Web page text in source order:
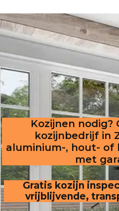
Kozijnen nodig?
kozijnbedrijf in
aluminium-, hout- of
met
Gratis kozijn
vrijblijvende,